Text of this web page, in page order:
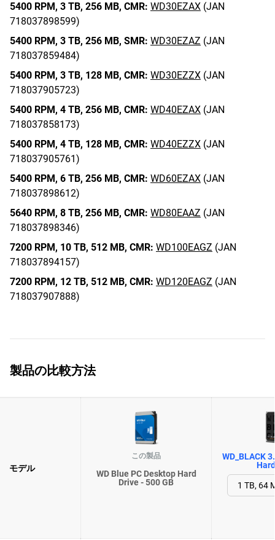
5400 RPM, 3 TB, 256 MB, CMR: WD30EZAX (JAN
718037898599)
5400 RPM, 3 TB, 256 MB, SMR: WD30EZAZ (JAN
718037859484)
5400 RPM, 3 TB, 128 MB, CMR: WD30EZZX (JAN
718037905723)
5400 RPM, 4 TB, 256 MB, CMR: WD40EZAX (JAN
718037858173)
5400 RPM, 4 TB, 128 MB, CMR: WD40EZZX (JAN
718037905761)
5400 RPM, 6 TB, 256 MB, CMR: WD60EZAX (JAN
718037898612)
5640 RPM, 8 TB, 256 MB, CMR: WD80EAAZ (JAN
718037898346)
7200 RPM, 10 TB, 512 MB, CMR: WD100EAGZ (JAN
718037894157)
7200 RPM, 12 TB, 512 MB, CMR: WD120EAGZ (JAN
718037907888)
製品の比較方法
モデル
この製品
WD Blue PC Desktop Hard
Drive - 500 GB
WD_BLACK